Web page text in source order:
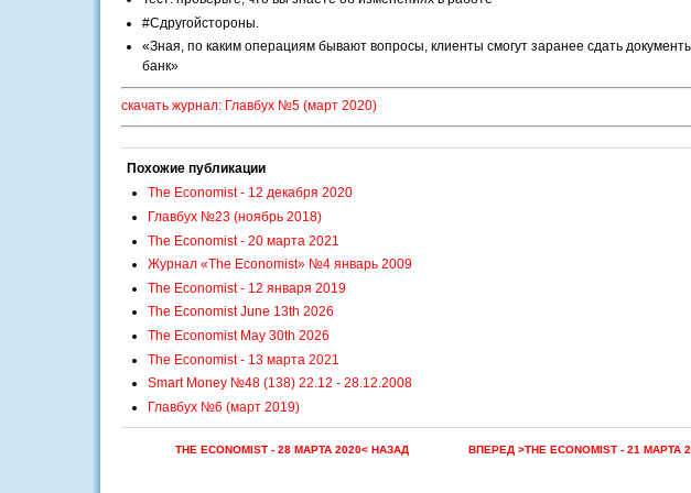
#Сдругойстороны.
«Зная, по каким операциям бывают вопросы, клиенты смогут заранее сдать
банк»
скачать журнал: Главбух №5 (март 2020)
Похожие публикации
The Economist - 12 декабря 2020
Главбух №23 (ноябрь 2018)
The Economist - 20 марта 2021
Журнал «The Economist» №4 январь 2009
The Economist - 12 января 2019
The Economist June 13th 2026
The Economist May 30th 2026
The Economist - 13 марта 2021
Smart Money №48 (138) 22.12 - 28.12.2008
Главбух №6 (март 2019)
THE ECONOMIST - 28 МАРТА 2020< НАЗАД ВПЕРЕД >THE ECONOMIST - 21 МАРТА